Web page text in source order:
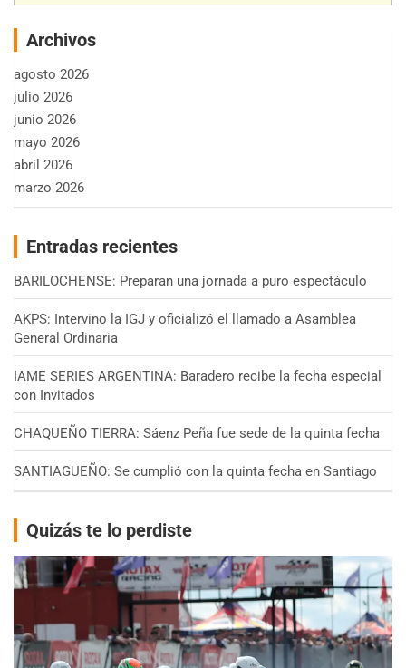
Archivos
agosto 2026
julio 2026
junio 2026
mayo 2026
abril 2026
marzo 2026
Entradas recientes
BARILOCHENSE: Preparan una jornada a puro espectáculo
AKPS: Intervino la IGJ y oficializó el llamado a Asamblea
General Ordinaria
IAME SERIES ARGENTINA: Baradero recibe la fecha especial
con Invitados
CHAQUEÑO TIERRA: Sáenz Peña fue sede de la quinta fecha
SANTIAGUEÑO: Se cumplió con la quinta fecha en Santiago
Quizás te lo perdiste